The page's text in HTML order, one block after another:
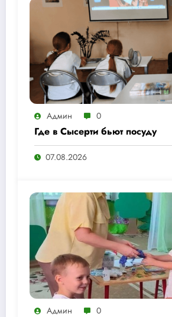
Админ 0
Где в Сысерти бьют посуду
07.08.2026
Админ 0